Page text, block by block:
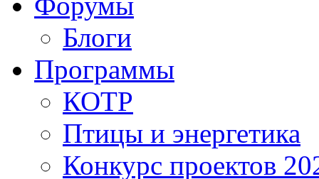
Блоги
Программы
КОТР
Птицы и энергетика
Конкурс проектов